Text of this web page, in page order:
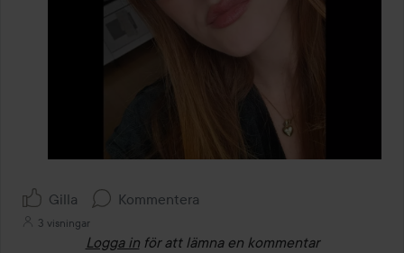
Gilla Kommentera
3 visningar
Logga in för att lämna en kommentar